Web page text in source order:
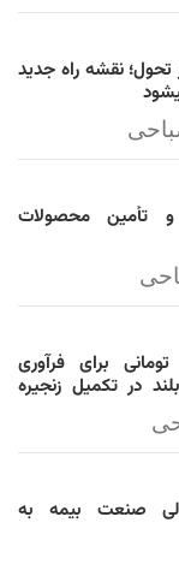
نقشه راه جدید
و تأمین محصولات
میلیارد تومانی برای فرآوری
در تکمیل زنجیره
ریالی صنعت بیمه به